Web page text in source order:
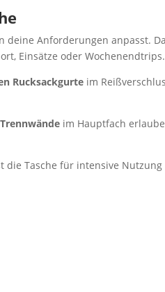
deine Anforderungen anpasst.
Einsätze oder Wochenendtrips.
Rucksackgurte im
im Hauptfach
die Tasche für intensive Nutzung